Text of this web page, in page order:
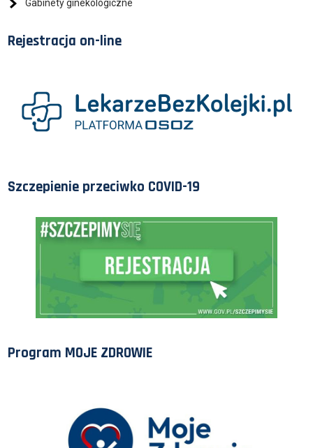
Gabinety ginekologiczne
Rejestracja on-line
Szczepienie przeciwko COVID-19
Program MOJE ZDROWIE